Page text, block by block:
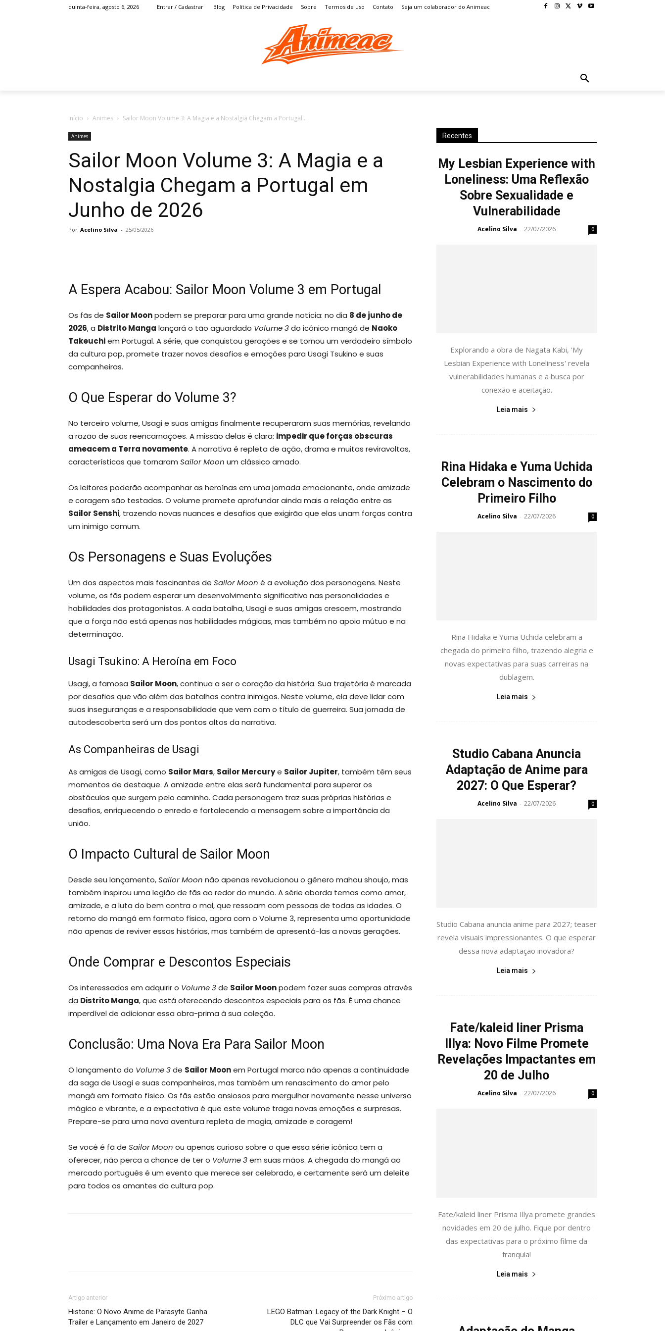
quinta-feira, agosto 6, 2026 Entrar / Cadastrar Blog Política de Privacidade Sobre Termos de uso Contato Seja um colaborador do Animeac
Início Animes Sailor Moon Volume 3: A Magia e a Nostalgia Chegam a Portugal...
Animes
Sailor Moon Volume 3: A Magia e a
Nostalgia Chegam a Portugal em
Junho de 2026
Por Acelino Silva - 25/05/2026
A Espera Acabou: Sailor Moon Volume 3 em Portugal
Os fãs de Sailor Moonpodem se preparar para uma grande notícia: no dia 8 de junho de
2026, a Distrito Manga lançará o tão aguardado Volume 3do icônico mangá de Naoko
Takeuchiem Portugal. A série, que conquistou gerações e se tornou um verdadeiro símbolo
da cultura pop, promete trazer novos desafios e emoções para Usagi Tsukino e suas
companheiras.
O Que Esperar do Volume 3?
No terceiro volume, Usagi e suas amigas finalmente recuperaram suas memórias, revelando
a razão de suas reencarnações. A missão delas é clara: impedir que forças obscuras
ameacem a Terra novamente. A narrativa é repleta de ação, drama e muitas reviravoltas,
características que tornaram Sailor Moon um clássico amado.
Os leitores poderão acompanhar as heroínas em uma jornada emocionante, onde amizade
e coragem são testadas. O volume promete aprofundar ainda mais a relação entre as
Sailor Senshi, trazendo novas nuances e desafios que exigirão que elas unam forças contra
um inimigo comum.
Os Personagens e Suas Evoluções
Um dos aspectos mais fascinantes de Sailor Moon é a evolução dos personagens. Neste
volume, os fãs podem esperar um desenvolvimento significativo nas personalidades e
habilidades das protagonistas. A cada batalha, Usagi e suas amigas crescem, mostrando
que a força não está apenas nas habilidades mágicas, mas também no apoio mútuo e na
determinação.
Usagi Tsukino: A Heroína em Foco
Usagi, a famosa Sailor Moon, continua a ser o coração da história. Sua trajetória é marcada
por desafios que vão além das batalhas contra inimigos. Neste volume, ela deve lidar com
suas inseguranças e a responsabilidade que vem com o título de guerreira. Sua jornada de
autodescoberta será um dos pontos altos da narrativa.
As Companheiras de Usagi
As amigas de Usagi, como Sailor Mars, Sailor Mercurye Sailor Jupiter, também têm seus
momentos de destaque. A amizade entre elas será fundamental para superar os
obstáculos que surgem pelo caminho. Cada personagem traz suas próprias histórias e
desafios, enriquecendo o enredo e fortalecendo a mensagem sobre a importância da
união.
O Impacto Cultural de Sailor Moon
Desde seu lançamento,Sailor Moon não apenas revolucionou o gênero mahou shoujo, mas
também inspirou uma legião de fãs ao redor do mundo. A série aborda temas como amor,
amizade, e a luta do bem contra o mal, que ressoam com pessoas de todas as idades. O
retorno do mangá em formato físico, agora com o Volume 3, representa uma oportunidade
não apenas de reviver essas histórias, mas também de apresentá-las a novas gerações.
Onde Comprar e Descontos Especiais
Os interessados em adquirir o Volume 3de Sailor Moonpodem fazer suas compras através
da Distrito Manga, que está oferecendo descontos especiais para os fãs. É uma chance
imperdível de adicionar essa obra-prima à sua coleção.
Conclusão: Uma Nova Era Para Sailor Moon
O lançamento do Volume 3de Sailor Moonem Portugal marca não apenas a continuidade
da saga de Usagi e suas companheiras, mas também um renascimento do amor pelo
mangá em formato físico. Os fãs estão ansiosos para mergulhar novamente nesse universo
mágico e vibrante, e a expectativa é que este volume traga novas emoções e surpresas.
Prepare-se para uma nova aventura repleta de magia, amizade e coragem!
Se você é fã de Sailor Moon ou apenas curioso sobre o que essa série icônica tem a
oferecer, não perca a chance de ter o Volume 3em suas mãos. A chegada do mangá ao
mercado português é um evento que merece ser celebrado, e certamente será um deleite
para todos os amantes da cultura pop.
Artigo anterior
Historie: O Novo Anime de Parasyte Ganha
Trailer e Lançamento em Janeiro de 2027
Próximo artigo
LEGO Batman: Legacy of the Dark Knight – O
DLC que Vai Surpreender os Fãs com
Recentes
My Lesbian Experience with
Loneliness: Uma Reflexão
Sobre Sexualidade e
Vulnerabilidade
Acelino Silva - 22/07/2026 0
Explorando a obra de Nagata Kabi, 'My
Lesbian Experience with Loneliness' revela
vulnerabilidades humanas e a busca por
conexão e aceitação.
Leia mais
Rina Hidaka e Yuma Uchida
Celebram o Nascimento do
Primeiro Filho
Acelino Silva - 22/07/2026 0
Rina Hidaka e Yuma Uchida celebram a
chegada do primeiro filho, trazendo alegria e
novas expectativas para suas carreiras na
dublagem.
Leia mais
Studio Cabana Anuncia
Adaptação de Anime para
2027: O Que Esperar?
Acelino Silva - 22/07/2026 0
Studio Cabana anuncia anime para 2027; teaser
revela visuais impressionantes. O que esperar
dessa nova adaptação inovadora?
Leia mais
Fate/kaleid liner Prisma
Illya: Novo Filme Promete
Revelações Impactantes em
20 de Julho
Acelino Silva - 22/07/2026 0
Fate/kaleid liner Prisma Illya promete grandes
novidades em 20 de julho. Fique por dentro
das expectativas para o próximo filme da
franquia!
Leia mais